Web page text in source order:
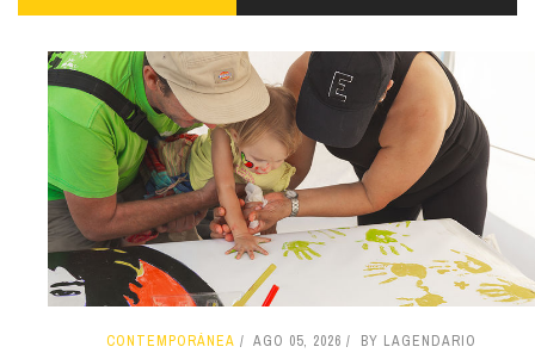
CONTEMPORÁNEA AGO 05, 2026 BY LAGENDARIO